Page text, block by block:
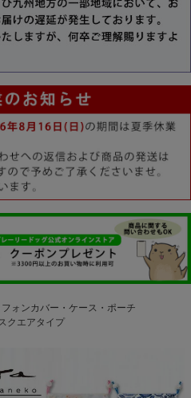
ォンカバー・ケース・ポーチ
クエアタイプ